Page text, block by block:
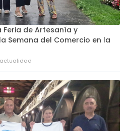
de Artesanía y
Semana del Comercio en la